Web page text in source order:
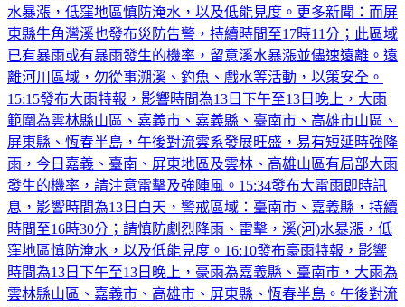
東縣牛角灣溪也發布災防告警，持續時間至17時11分；此區域
已有暴雨或有暴雨發生的機率，留意溪水暴漲並儘速遠離。遠
離河川區域，勿從事溯溪、釣魚、戲水等活動，以策安全。
15:15發布大雨特報，影響時間為13日下午至13日晚上，大雨
範圍為雲林縣山區、嘉義市、嘉義縣、臺南市、高雄市山區、
屏東縣、恆春半島，午後對流雲系發展旺盛，易有短延時強降
雨，今日嘉義、臺南、屏東地區及雲林、高雄山區有局部大雨
發生的機率，請注意雷擊及強陣風。15:34發布大雷雨即時訊
息，影響時間為13日白天，警戒區域：臺南市、嘉義縣，持續
時間至16時30分；請慎防劇烈降雨、雷擊，溪(河)水暴漲，低
窪地區慎防淹水，以及低能見度。16:10發布豪雨特報，影響
時間為13日下午至13日晚上，豪雨為嘉義縣、臺南市，大雨為
雲林縣山區、嘉義市、高雄市、屏東縣、恆春半島。午後對流
雲系發展旺盛，易有短延時強降雨，今（13）日嘉義縣、臺南